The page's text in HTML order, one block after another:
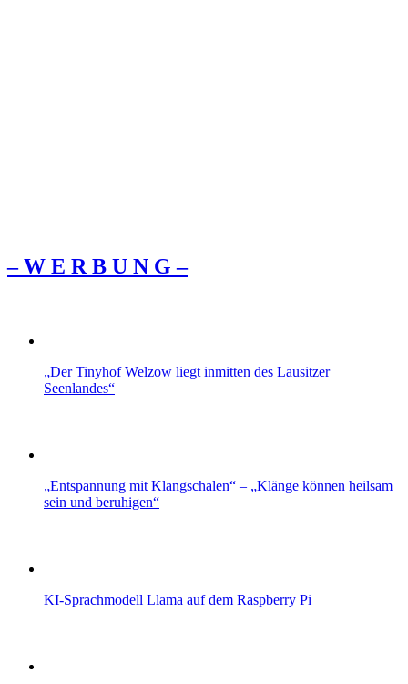
– W Ε R Β U Ν G –
„Der Tinyhof Welzow liegt inmitten des Lausitzer
Seenlandes“
„Entspannung mit Klangschalen“ – „Klänge können heilsam
sein und beruhigen“
KI-Sprachmodell Llama auf dem Raspberry Pi